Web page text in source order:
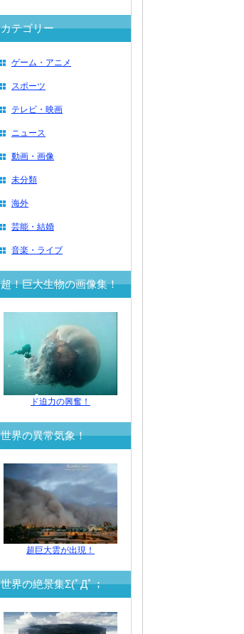
カテゴリー
ゲーム・アニメ
スポーツ
テレビ・映画
ニュース
動画・画像
未分類
海外
芸能・結婚
音楽・ライブ
超！巨大生物の画像集！
ド迫力の興奮！
世界の異常気象！
超巨大雲が出現！
世界の絶景集Σ(ﾟДﾟ；